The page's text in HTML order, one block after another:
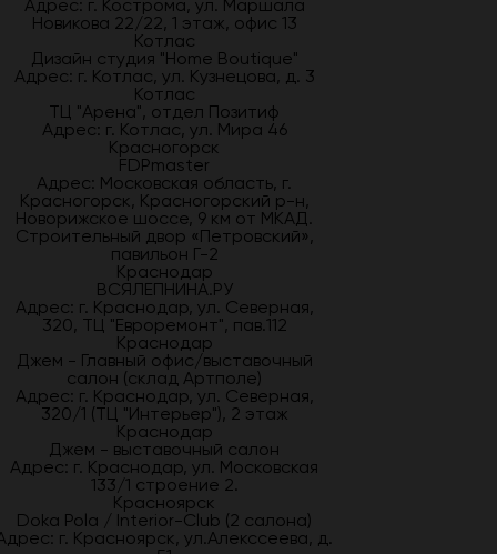
Адрес: г. Кострома, ул. Маршала
Новикова 22/22, 1 этаж, офис 13
Котлас
Дизайн студия "Home Boutique"
Адрес: г. Котлас, ул. Кузнецова, д. 3
Котлас
ТЦ "Арена", отдел Позитиф
Адрес: г. Котлас, ул. Мира 46
Красногорск
FDPmaster
Адрес: Московская область, г.
Красногорск, Красногорский р-н,
Новорижское шоссе, 9 км от МКАД.
Строительный двор «Петровский»,
павильон Г-2
Краснодар
ВСЯЛЕПНИНА.РУ
Адрес: г. Краснодар, ул. Северная,
320, ТЦ "Евроремонт", пав.112
Краснодар
Джем - Главный офис/выставочный
салон (склад Артполе)
Адрес: г. Краснодар, ул. Северная,
320/1 (ТЦ "Интерьер"), 2 этаж
Краснодар
Джем - выставочный салон
Адрес: г. Краснодар, ул. Московская
133/1 строение 2.
Красноярск
Doka Pola / Interior-Club (2 салона)
г. Красноярск, ул.Алекссеева, д.